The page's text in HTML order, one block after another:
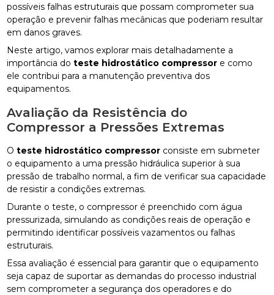
possíveis falhas estruturais que possam comprometer sua
operação e prevenir falhas mecânicas que poderiam resultar
em danos graves.
Neste artigo, vamos explorar mais detalhadamente a
importância doteste hidrostático compressor e como
ele contribui para a manutenção preventiva dos
equipamentos.
Avaliação da Resistência do
Compressor a Pressões Extremas
Oteste hidrostático compressor consiste em submeter
o equipamento a uma pressão hidráulica superior à sua
pressão de trabalho normal, a fim de verificar sua capacidade
de resistir a condições extremas.
Durante o teste, o compressor é preenchido com água
pressurizada, simulando as condições reais de operação e
permitindo identificar possíveis vazamentos ou falhas
estruturais.
Essa avaliação é essencial para garantir que o equipamento
seja capaz de suportar as demandas do processo industrial
sem comprometer a segurança dos operadores e do